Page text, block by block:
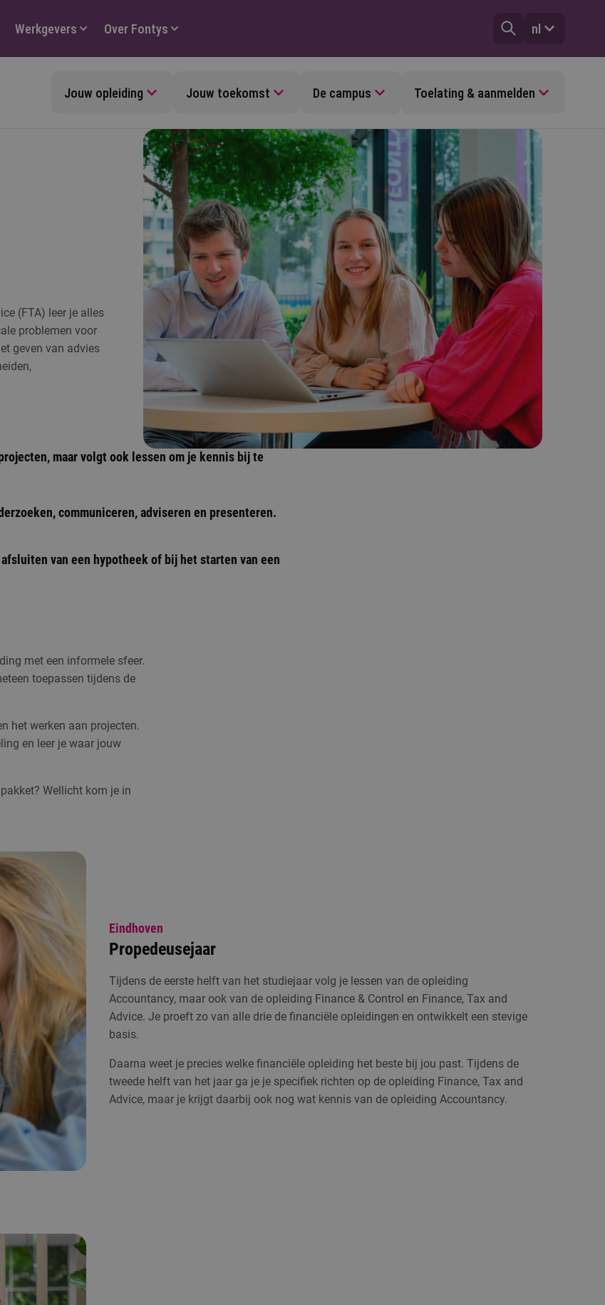
Werkgevers Over Fontys nl
Jouw opleiding Jouw toekomst De campus Toelating & aanmelden
(FTA) leer je alles
problemen voor
geven van advies
maar volgt ook lessen om je kennis bij te
communiceren, adviseren en presenteren.
van een hypotheek of bij het starten van een
met een informele sfeer.
toepassen tijdens de
het werken aan projecten.
en leer je waar jouw
Wellicht kom je in
Eindhoven
Propedeusejaar
Tijdens de eerste helft van het studiejaar volg je lessen van de opleiding
Accountancy, maar ook van de opleiding Finance & Control en Finance, Tax and
Advice. Je proeft zo van alle drie de financiële opleidingen en ontwikkelt een stevige
basis.
Daarna weet je precies welke financiële opleiding het beste bij jou past. Tijdens de
tweede helft van het jaar ga je je specifiek richten op de opleiding Finance, Tax and
Advice, maar je krijgt daarbij ook nog wat kennis van de opleiding Accountancy.